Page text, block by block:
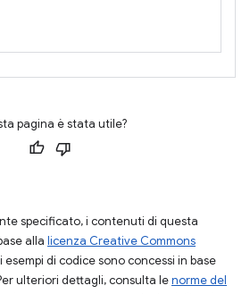
pagina è stata utile?
specificato, i contenuti di questa
alla licenza Creative Commons
esempi di codice sono concessi in base
ulteriori dettagli, consulta lenorme del